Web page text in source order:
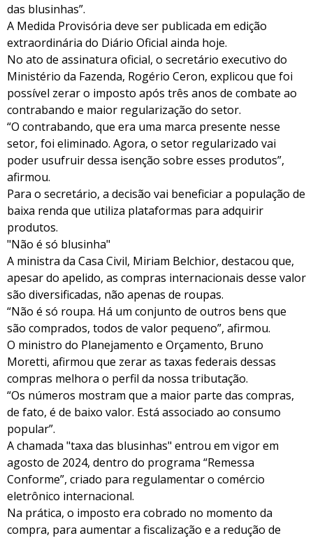
das blusinhas”.
A Medida Provisória deve ser publicada em edição
extraordinária do Diário Oficial ainda hoje.
No ato de assinatura oficial, o secretário executivo do
Ministério da Fazenda, Rogério Ceron, explicou que foi
possível zerar o imposto após três anos de combate ao
contrabando e maior regularização do setor.
“O contrabando, que era uma marca presente nesse
setor, foi eliminado. Agora, o setor regularizado vai
poder usufruir dessa isenção sobre esses produtos”,
afirmou.
Para o secretário, a decisão vai beneficiar a população de
baixa renda que utiliza plataformas para adquirir
produtos.
"Não é só blusinha"
A ministra da Casa Civil, Miriam Belchior, destacou que,
apesar do apelido, as compras internacionais desse valor
são diversificadas, não apenas de roupas.
“Não é só roupa. Há um conjunto de outros bens que
são comprados, todos de valor pequeno”, afirmou.
O ministro do Planejamento e Orçamento, Bruno
Moretti, afirmou que zerar as taxas federais dessas
compras melhora o perfil da nossa tributação.
“Os números mostram que a maior parte das compras,
de fato, é de baixo valor. Está associado ao consumo
popular”.
A chamada "taxa das blusinhas" entrou em vigor em
agosto de 2024, dentro do programa “Remessa
Conforme”, criado para regulamentar o comércio
eletrônico internacional.
Na prática, o imposto era cobrado no momento da
compra, para aumentar a fiscalização e a redução de